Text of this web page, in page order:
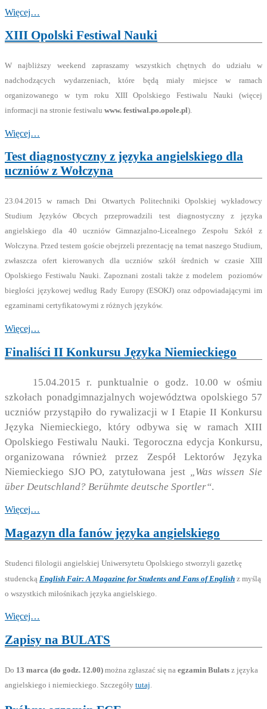
Więcej…
XIII Opolski Festiwal Nauki
W najbliższy weekend zapraszamy wszystkich chętnych do udziału w
nadchodzących wydarzeniach, które będą miały miejsce w ramach
organizowanego w tym roku XIII Opolskiego Festiwalu Nauki (więcej
informacji na stronie festiwalu www. festiwal.po.opole.pl).
Więcej…
Test diagnostyczny z języka angielskiego dla
uczniów z Wołczyna
23.04.2015 w ramach Dni Otwartych Politechniki Opolskiej wykładowcy
Studium Języków Obcych przeprowadzili test diagnostyczny z języka
angielskiego dla 40 uczniów Gimnazjalno-Licealnego Zespołu Szkół z
Wołczyna. Przed testem goście obejrzeli prezentację na temat naszego Studium,
zwłaszcza ofert kierowanych dla uczniów szkół średnich w czasie XIII
Opolskiego Festiwalu Nauki. Zapoznani zostali także z modelem poziomów
biegłości językowej według Rady Europy (ESOKJ) oraz odpowiadającymi im
egzaminami certyfikatowymi z różnych języków.
Więcej…
Finaliści II Konkursu Języka Niemieckiego
15.04.2015 r. punktualnie o godz. 10.00 w ośmiu
szkołach ponadgimnazjalnych województwa opolskiego 57
uczniów przystąpiło do rywalizacji w I Etapie II Konkursu
Języka Niemieckiego, który odbywa sięw ramach XIII
Opolskiego Festiwalu Nauki. Tegoroczna edycja Konkursu,
organizowana również przez Zespół Lektorów Języka
Niemieckiego SJO PO, zatytułowana jest
„Was wissen Sie
über Deutschland? Berühmte deutsche Sportler“.
Więcej…
Magazyn dla fanów języka angielskiego
Studenci filologii angielskiej Uniwersytetu Opolskiego stworzyli gazetkę
studencką English Fair: A Magazine for Students and Fans of English z myślą
o wszystkich miłośnikach języka angielskiego.
Więcej…
Zapisy na BULATS
Do 13 marca (do godz. 12.00) można zgłaszać się na egzamin Bulats z języka
angielskiego i niemieckiego. Szczegóły tutaj